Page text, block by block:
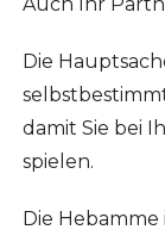
Die
damit Sie bei
spielen.
Die Hebamme